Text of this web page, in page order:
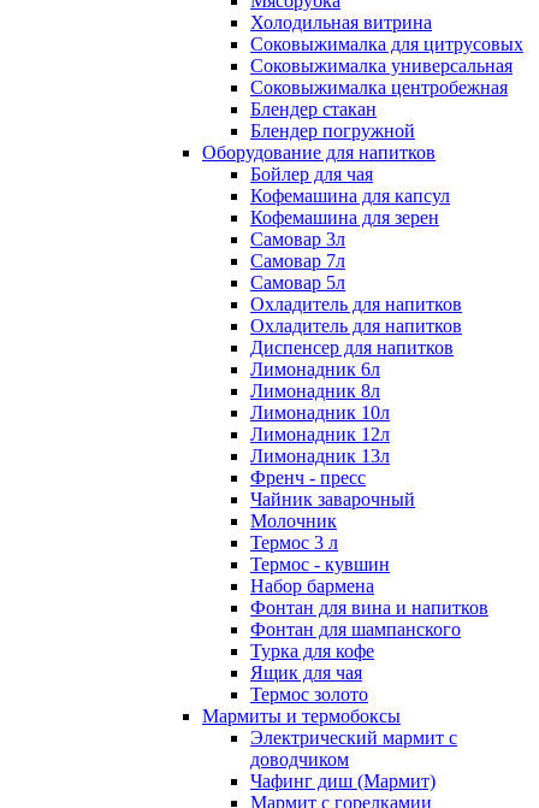
Холодильная витрина
Соковыжималка для цитрусовых
Соковыжималка универсальная
Соковыжималка центробежная
Блендер стакан
Блендер погружной
Оборудование для напитков
Бойлер для чая
Кофемашина для капсул
Кофемашина для зерен
Самовар 3л
Самовар 7л
Самовар 5л
Охладитель для напитков
Охладитель для напитков
Диспенсер для напитков
Лимонадник 6л
Лимонадник 8л
Лимонадник 10л
Лимонадник 12л
Лимонадник 13л
Френч - пресс
Чайник заварочный
Молочник
Термос 3 л
Термос - кувшин
Набор бармена
Фонтан для вина и напитков
Фонтан для шампанского
Турка для кофе
Ящик для чая
Термос золото
Мармиты и термобоксы
Электрический мармит с
доводчиком
Чафинг диш (Мармит)
Мармит с горелкамии